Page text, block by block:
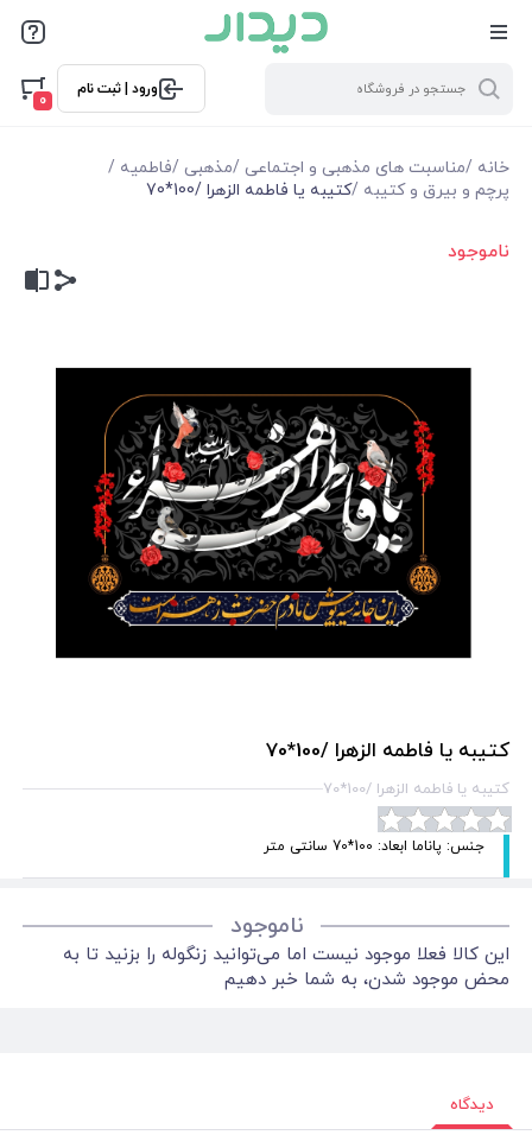
ورود | ثبت نام
0
خانه /مناسبت های مذهبی و اجتماعی /مذهبی /فاطمیه /
پرچم و بیرق و کتیبه /کتیبه یا فاطمه الزهرا /100*70
ناموجود
کتیبه یا فاطمه الزهرا /100*70
کتیبه یا فاطمه الزهرا /100*70
جنس: پاناما ابعاد: 100*70 سانتی متر
ناموجود
این کالا فعلا موجود نیست اما می‌توانید زنگوله را بزنید تا به
محض موجود شدن، به شما خبر دهیم
دیدگاه